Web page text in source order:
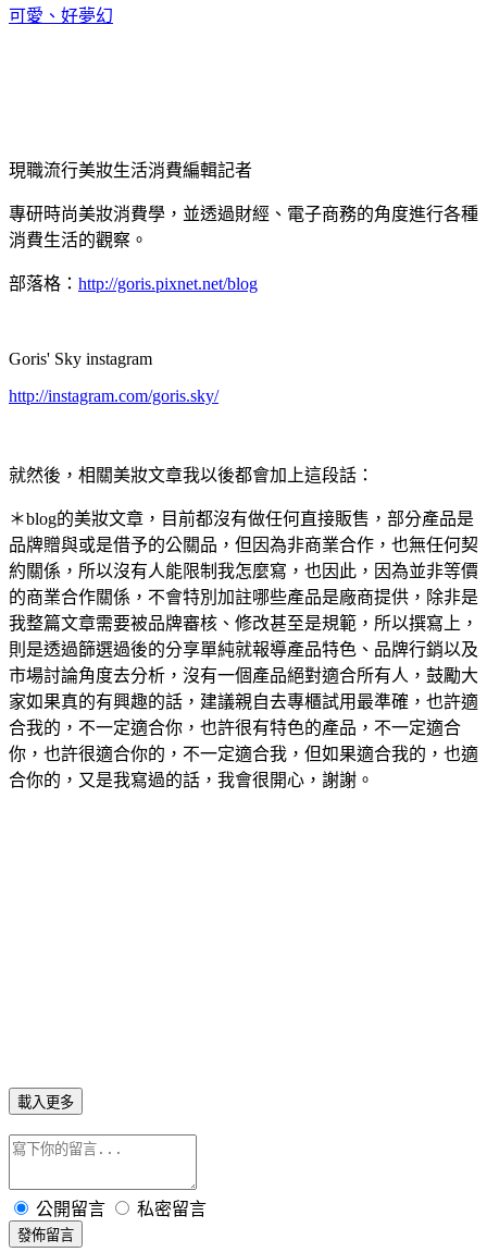
可愛、好夢幻
現職流行美妝生活消費編輯記者
專研時尚美妝消費學，並透過財經、電子商務的角度進行各種
消費生活的觀察。
部落格： http://goris.pixnet.net/blog
Goris' Sky instagram
http://instagram.com/goris.sky/
就然後，相關美妝文章我以後都會加上這段話：
＊blog的美妝文章，目前都沒有做任何直接販售，部分產品是
品牌贈與或是借予的公關品，但因為非商業合作，也無任何契
約關係，所以沒有人能限制我怎麼寫，也因此，因為並非等價
的商業合作關係，不會特別加註哪些產品是廠商提供，除非是
我整篇文章需要被品牌審核、修改甚至是規範，所以撰寫上，
則是透過篩選過後的分享單純就報導產品特色、品牌行銷以及
市場討論角度去分析，沒有一個產品絕對適合所有人，鼓勵大
家如果真的有興趣的話，建議親自去專櫃試用最準確，也許適
合我的，不一定適合你，也許很有特色的產品，不一定適合
你，也許很適合你的，不一定適合我，但如果適合我的，也適
合你的，又是我寫過的話，我會很開心，謝謝。
載入更多
公開留言 私密留言
發佈留言